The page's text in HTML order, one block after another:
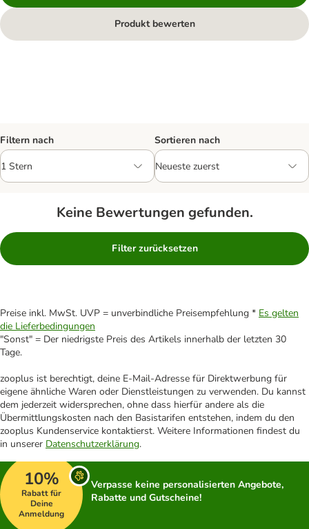
Produkt bewerten
Filtern nach Sortieren nach
Keine Bewertungen gefunden.
Filter zurücksetzen
Preise inkl. MwSt. UVP = unverbindliche Preisempfehlung * Es gelten
die Lieferbedingungen
"Sonst" = Der niedrigste Preis des Artikels innerhalb der letzten 30
Tage.
zooplus ist berechtigt, deine E-Mail-Adresse für Direktwerbung für
eigene ähnliche Waren oder Dienstleistungen zu verwenden. Du kannst
dem jederzeit widersprechen, ohne dass hierfür andere als die
Übermittlungskosten nach den Basistarifen entstehen, indem du den
zooplus Kundenservice kontaktierst. Weitere Informationen findest du
in unserer Datenschutzerklärung.
10%
Rabatt für
Deine
Anmeldung
Verpasse keine personalisierten Angebote,
Rabatte und Gutscheine!